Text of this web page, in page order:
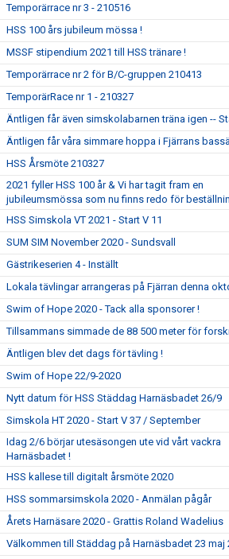
Temporärrace nr 3 - 210516
HSS 100 års jubileum mössa !
MSSF stipendium 2021 till HSS tränare !
Temporärrace nr 2 för B/C-gruppen 210413
TemporärRace nr 1 - 210327
Äntligen får även simskolabarnen träna igen --
Äntligen får våra simmare hoppa i Fjärrans
HSS Årsmöte 210327
2021 fyller HSS 100 år & Vi har tagit fram en
jubileumsmössa som nu finns redo för
HSS Simskola VT 2021 - Start V 11
SUM SIM November 2020 - Sundsvall
Gästrikeserien 4 - Inställt
Lokala tävlingar arrangeras på Fjärran denna
Swim of Hope 2020 - Tack alla sponsorer !
Tillsammans simmade de 88 500 meter för
Äntligen blev det dags för tävling !
Swim of Hope 22/9-2020
Nytt datum för HSS Städdag Harnäsbadet 26/9
Simskola HT 2020 - Start V 37 / September
Idag 2/6 börjar utesäsongen ute vid vårt vackra
Harnäsbadet !
HSS kallese till digitalt årsmöte 2020
HSS sommarsimskola 2020 - Anmälan pågår
Årets Harnäsare 2020 - Grattis Roland Wadelius
Välkommen till Städdag på Harnäsbadet 23 maj